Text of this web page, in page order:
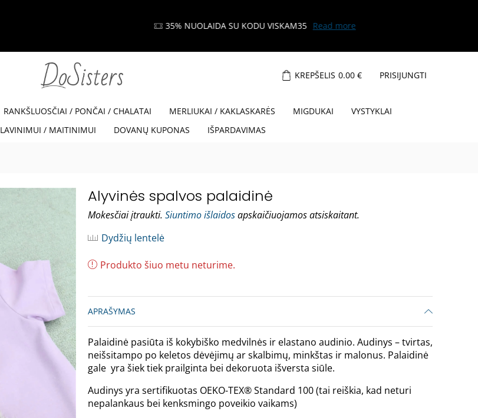
Read more
KREPŠELIS 0.00 € PRISIJUNGTI
RANKŠLUOSČIAI / PONČAI / CHALATAI MERLIUKAI / KAKLASKARĖS MIGDUKAI
VYSTYKLAI
LAVINIMUI / MAITINIMUI DOVANŲ KUPONAS IŠPARDAVIMAS
Alyvinės spalvos palaidinė
Mokesčiai įtraukti. Siuntimo išlaidosapskaičiuojamos atsiskaitant.
Dydžių lentelė
Produkto šiuo metu neturime.
APRAŠYMAS
Palaidinė pasiūta iš kokybiško medvilnės ir elastano audinio. Audinys – tvirtas,
neišsitampo po keletos dėvėjimų ar skalbimų, minkštas ir malonus. Palaidinė
gale yra šiek tiek prailginta bei dekoruota išversta siūle.
Audinys yra sertifikuotas OEKO-TEX® Standard 100 (tai reiškia, kad neturi
nepalankaus bei kenksmingo poveikio vaikams)